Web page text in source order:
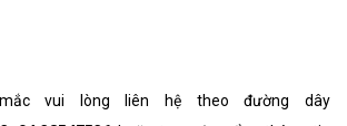
vui lòng liên hệ theo đường dây